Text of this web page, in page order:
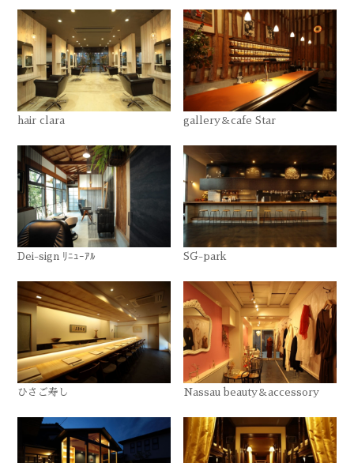
hair clara gallery＆cafe Star
Dei-sign ﾘﾆｭｰｱﾙ SG-park
ひさご寿し Nassau beauty＆accessory